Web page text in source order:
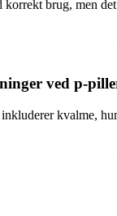
brug, men
ved p-
kvalme,